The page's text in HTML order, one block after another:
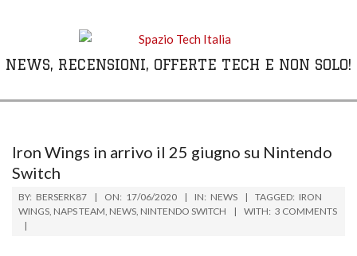
NEWS, RECENSIONI, OFFERTE TECH E NON SOLO!
MenuIron Wings in arrivo il 25 giugno su Nintendo
Switch
BY: BERSERK87 ON: 17/06/2020 IN: NEWS TAGGED: IRON
WINGS NAPS TEAM NEWS NINTENDO SWITCH WITH: 3 COMMENTS